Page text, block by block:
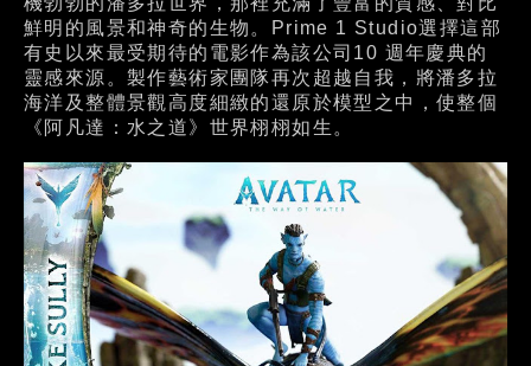
鮮明的風景和神奇的生物。Prime 1 Studio選擇這部
有史以來最受期待的電影作為該公司10 週年慶典的
靈感來源。製作藝術家團隊再次超越自我，將潘多拉
海洋及整體景觀高度細緻的還原於模型之中，使整個
《阿凡達：水之道》世界栩栩如生。